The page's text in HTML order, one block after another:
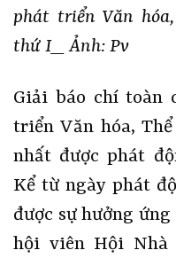
phát triển Văn
thứ I_ Ảnh: Pv
Giải báo chí toàn
triển Văn hóa,
nhất được phát
Kể từ ngày phát
được sự hưởng
hội viên Hội Nhà